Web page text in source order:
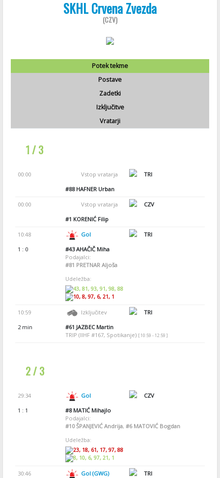
SKHL Crvena Zvezda
(CZV)
Potek tekme
Postave
Zadetki
Izključitve
Vratarji
1 / 3
00:00 Vstop vratarja
TRI
#88HAFNER Urban
00:00 Vstop vratarja
CZV
#1 KORENIĆ Filip
10:48 Gol
TRI
1 : 0
#43AHAČIČ Miha
Podajalci:
#81 PRETNAR Aljoša
Udeležba:
43, 81, 93, 91, 98, 88
10, 8, 97, 6, 21, 1
10:59 Izključitev
TRI
2 min
#61 JAZBEC Martin
TRIP (IIHF #167, Spotikanje) [ 10:59 - 12:59 ]
2 / 3
29:34 Gol
CZV
1 : 1
#8MATIĆ Mihajlo
Podajalci:
#10ŠPANJEVIĆ Andrija, #6MATOVIĆ Bogdan
Udeležba:
23, 18, 61, 17, 97, 88
8, 10, 6, 97, 21, 1
30:46 Gol (GWG)
TRI